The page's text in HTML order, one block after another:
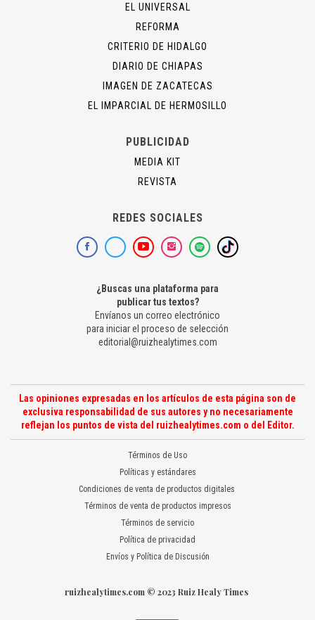
EL UNIVERSAL
REFORMA
CRITERIO DE HIDALGO
DIARIO DE CHIAPAS
IMAGEN DE ZACATECAS
EL IMPARCIAL DE HERMOSILLO
PUBLICIDAD
MEDIA KIT
REVISTA
REDES SOCIALES
¿Buscas una plataforma para
publicar tus textos?
Envíanos un correo electrónico
para iniciar el proceso de selección
editorial@ruizhealytimes.com
Las opiniones expresadas en los artículos de esta página son de
exclusiva responsabilidad de sus autores y no necesariamente
reflejan los puntos de vista del ruizhealytimes.com o del Editor.
Términos de Uso
Políticas y estándares
Condiciones de venta de productos digitales
Términos de venta de productos impresos
Términos de servicio
Política de privacidad
Envíos y Política de Discusión
ruizhealytimes.com © 2023 Ruiz Healy Times